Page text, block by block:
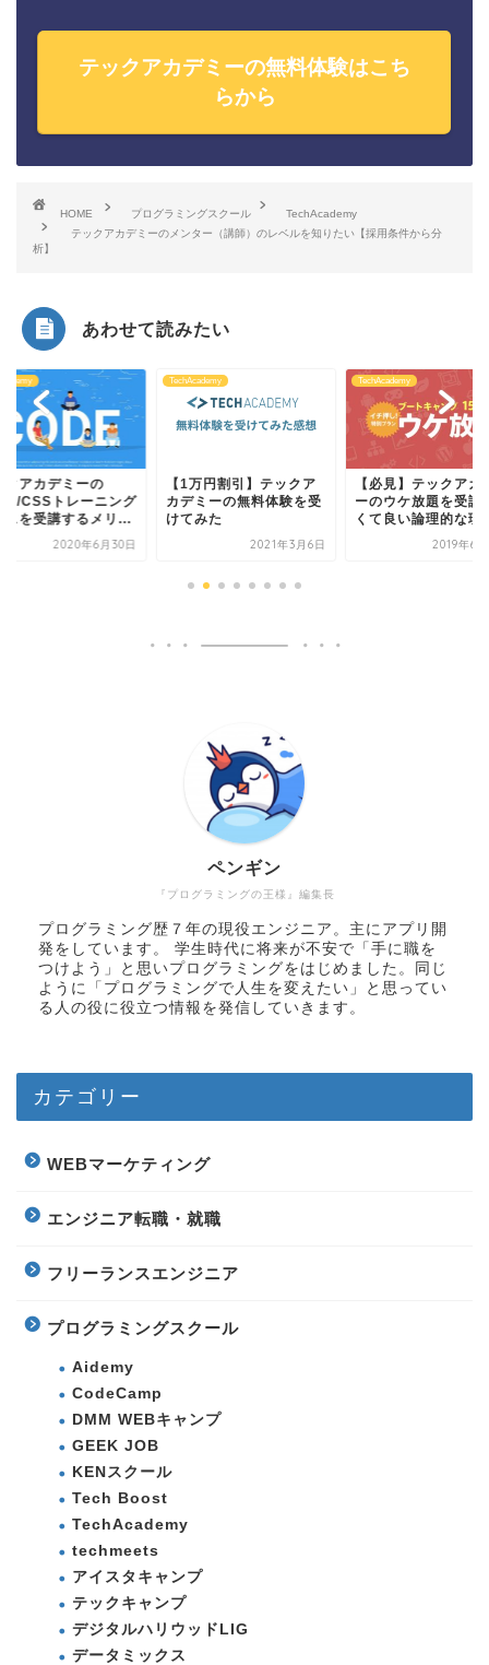
テックアカデミーの無料体験はこち
らから
HOME プログラミングスクール
TechAcademy
テックアカデミーのメンター（講師）のレベルを知りたい【採用条件から分
析】
あわせて読みたい
クアカデミーの
CSSトレーニング
スを受講するメリ...
2020年6月30日
TechAcademy
【1万円割引】テックア
カデミーの無料体験を受
けてみた
2021年3月6日
TechAcademy
【必見】テックアカ
ーのウケ放題を受講
くて良い論理的な理
2019年6
『プログラミングの王様』編集長
ペンギン
プログラミング歴７年の現役エンジニア。主にアプリ開
発をしています。 学生時代に将来が不安で「手に職を
つけよう」と思いプログラミングをはじめました。同じ
ように「プログラミングで人生を変えたい」と思ってい
る人の役に役立つ情報を発信していきます。
カテゴリー
WEBマーケティング
エンジニア転職・就職
フリーランスエンジニア
プログラミングスクール
Aidemy
CodeCamp
DMM WEBキャンプ
GEEK JOB
KENスクール
Tech Boost
TechAcademy
techmeets
アイスタキャンプ
テックキャンプ
デジタルハリウッドLIG
データミックス